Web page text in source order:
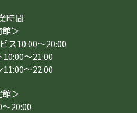
時間
館＞
ス10:00～20:00
10:00～21:00
～22:00
館＞
～20:00